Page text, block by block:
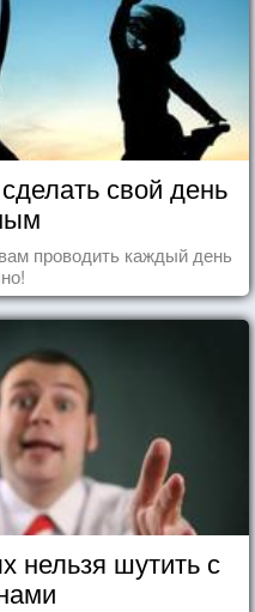
свой день
проводить каждый день
нельзя шутить с